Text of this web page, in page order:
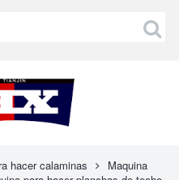
hacer calaminas
Maquina